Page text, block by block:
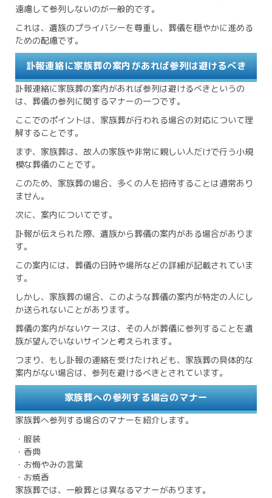
遠慮して参列しないのが一般的です。
これは、遺族のプライバシーを尊重し、葬儀を穏やかに進める
ための配慮です。
訃報連絡に家族葬の案内があれば参列は避けるべき
訃報連絡に家族葬の案内があれば参列は避けるべきというの
は、葬儀の参列に関するマナーの一つです。
ここでのポイントは、家族葬が行われる場合の対応について理
解することです。
まず、家族葬は、故人の家族や非常に親しい人だけで行う小規
模な葬儀のことです。
このため、家族葬の場合、多くの人を招待することは通常あり
ません。
次に、案内についてです。
訃報が伝えられた際、遺族から葬儀の案内がある場合がありま
す。
この案内には、葬儀の日時や場所などの詳細が記載されていま
す。
しかし、家族葬の場合、このような葬儀の案内が特定の人にし
か送られないことがあります。
葬儀の案内がないケースは、その人が葬儀に参列することを遺
族が望んでいないサインと考えられます。
つまり、もし訃報の連絡を受けたけれども、家族葬の具体的な
案内がない場合は、参列を避けるべきとされています。
家族葬への参列する場合のマナー
家族葬へ参列する場合のマナーを紹介します。
・服装
・香典
・お悔やみの言葉
・お焼香
家族葬では、一般葬とは異なるマナーがあります。